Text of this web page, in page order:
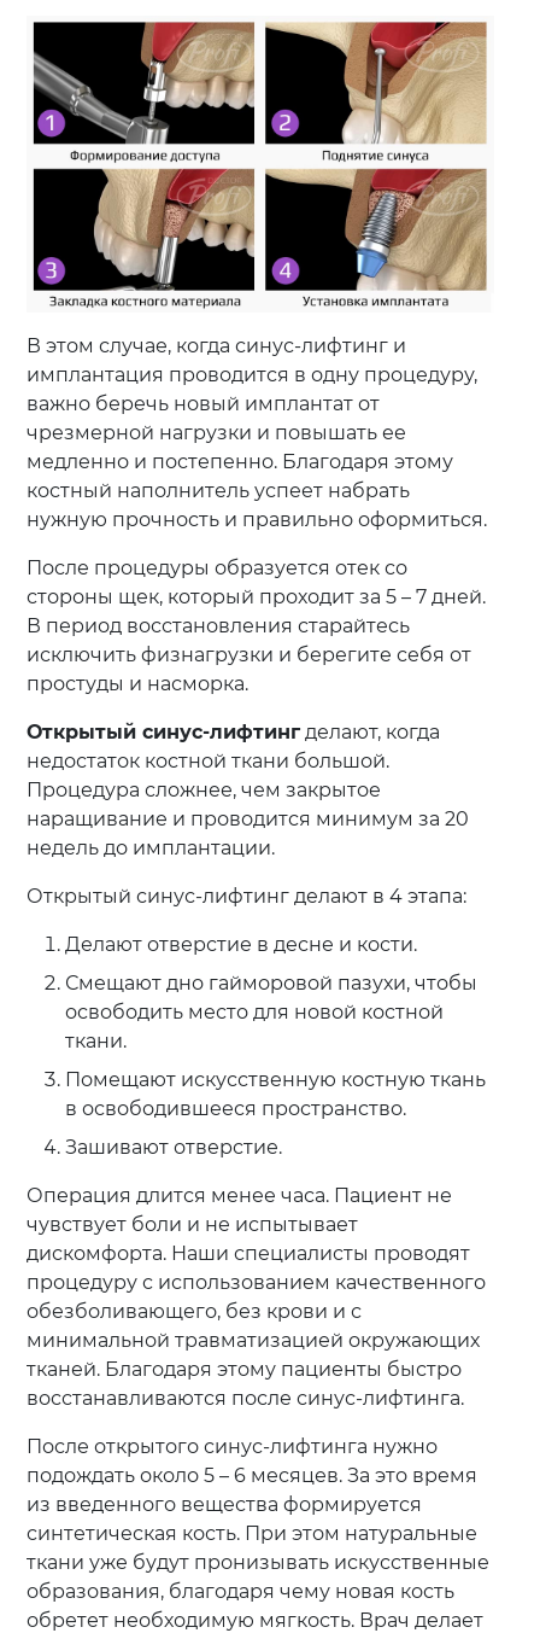
В этом случае, когда синус-лифтинг и
имплантация проводится в одну процедуру,
важно беречь новый имплантат от
чрезмерной нагрузки и повышать ее
медленно и постепенно. Благодаря этому
костный наполнитель успеет набрать
нужную прочность и правильно оформиться.
После процедуры образуется отек со
стороны щек, который проходит за 5 – 7 дней.
В период восстановления старайтесь
исключить физнагрузки и берегите себя от
простуды и насморка.
Открытый синус-лифтинг делают, когда
недостаток костной ткани большой.
Процедура сложнее, чем закрытое
наращивание и проводится минимум за 20
недель до имплантации.
Открытый синус-лифтинг делают в 4 этапа:
Делают отверстие в десне и кости.
Смещают дно гайморовой пазухи, чтобы
освободить место для новой костной
ткани.
Помещают искусственную костную ткань
в освободившееся пространство.
Зашивают отверстие.
Операция длится менее часа. Пациент не
чувствует боли и не испытывает
дискомфорта. Наши специалисты проводят
процедуру с использованием качественного
обезболивающего, без крови и с
минимальной травматизацией окружающих
тканей. Благодаря этому пациенты быстро
восстанавливаются после синус-лифтинга.
После открытого синус-лифтинга нужно
подождать около 5 – 6 месяцев. За это время
из введенного вещества формируется
синтетическая кость. При этом натуральные
ткани уже будут пронизывать искусственные
образования, благодаря чему новая кость
обретет необходимую мягкость. Врач делает